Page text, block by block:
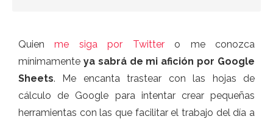
Quienme siga por Twittero me conozca
mínimamente ya sabrá de mi afición por Google
Sheets. Me encanta trastear con las hojas de
cálculo de Google para intentar crear pequeñas
herramientas con las que facilitar el trabajo del día a